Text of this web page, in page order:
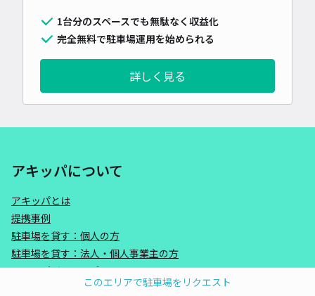
このエリアで駐車場をリクエスト
1台分のスペースでも無駄なく収益化
完全無料で駐車場運用を始められる
詳しく見る
アキッパについて
アキッパとは
提携事例
駐車場を貸す：個人の方
駐車場を貸す：法人・個人事業主の方
アキッパバリュープラスとは